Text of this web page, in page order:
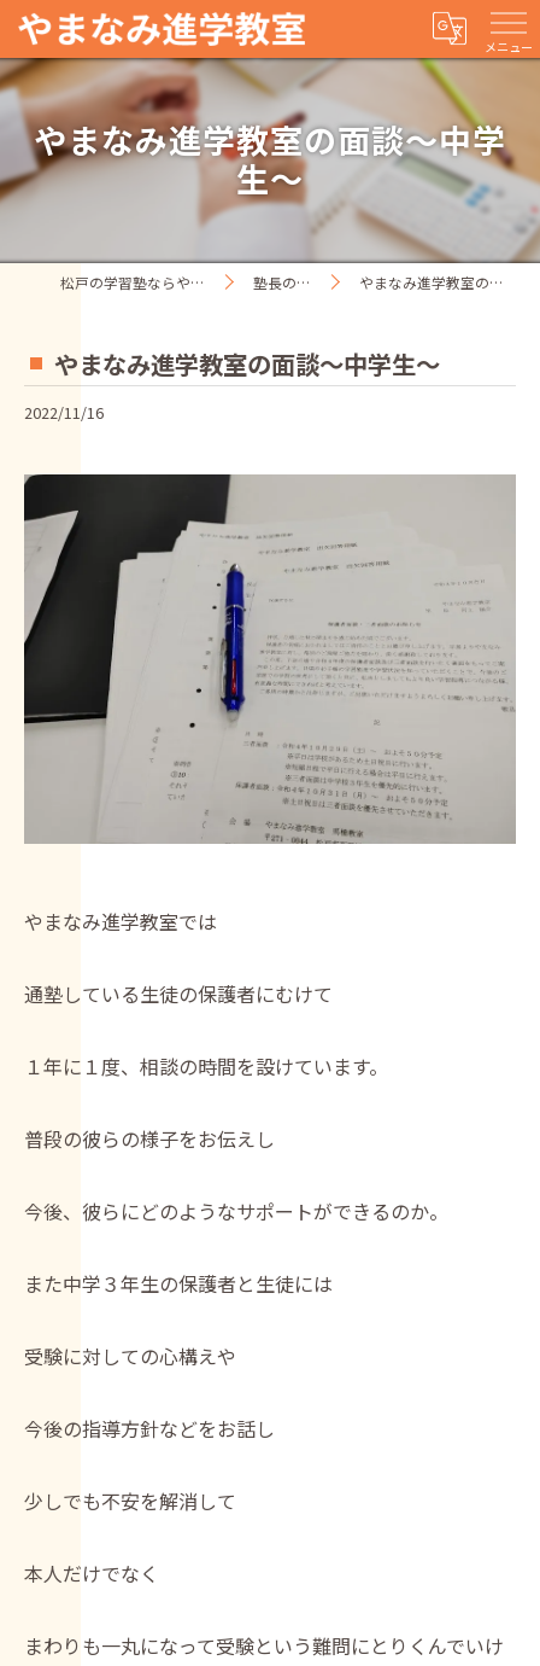
メニュー
やまなみ進学教室の面談～中学
生～
松戸の学習塾ならやまなみ進学教室 塾長の一人ごと やまなみ進学教室の面談～中学生～
やまなみ進学教室の面談～中学生～
2022/11/16
やまなみ進学教室では
通塾している生徒の保護者にむけて
１年に１度、相談の時間を設けています。
普段の彼らの様子をお伝えし
今後、彼らにどのようなサポートができるのか。
また中学３年生の保護者と生徒には
受験に対しての心構えや
今後の指導方針などをお話し
少しでも不安を解消して
本人だけでなく
まわりも一丸になって受験という難問にとりくんでいけ